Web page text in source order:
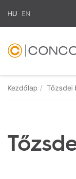
HU EN
Kezdőlap Tőzsdei